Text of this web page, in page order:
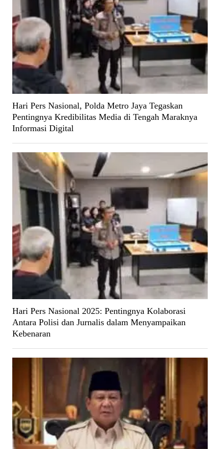
Hari Pers Nasional, Polda Metro Jaya Tegaskan
Pentingnya Kredibilitas Media di Tengah Maraknya
Informasi Digital
Hari Pers Nasional 2025: Pentingnya Kolaborasi
Antara Polisi dan Jurnalis dalam Menyampaikan
Kebenaran